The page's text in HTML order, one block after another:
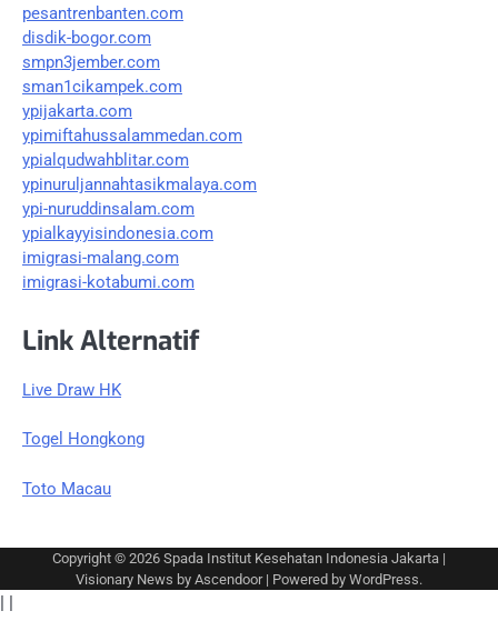
pesantrenbanten.com
disdik-bogor.com
smpn3jember.com
sman1cikampek.com
ypijakarta.com
ypimiftahussalammedan.com
ypialqudwahblitar.com
ypinuruljannahtasikmalaya.com
ypi-nuruddinsalam.com
ypialkayyisindonesia.com
imigrasi-malang.com
imigrasi-kotabumi.com
Link Alternatif
Live Draw HK
Togel Hongkong
Toto Macau
Copyright © 2026 Spada Institut Kesehatan Indonesia Jakarta |
Visionary News by Ascendoor| Powered by WordPress.
| |